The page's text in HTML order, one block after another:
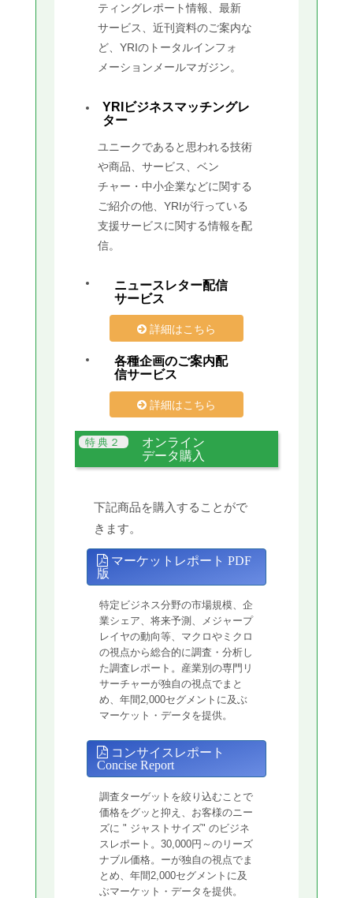
ティングレポート情報、最新
サービス、近刊資料のご案内な
ど、YRIのトータルインフォ
メーションメールマガジン。
YRIビジネスマッチングレ
ター
ユニークであると思われる技術
や商品、サービス、ベン
チャー・中小企業などに関する
ご紹介の他、YRIが行っている
支援サービスに関する情報を配
信。
ニュースレター配信
サービス
詳細はこちら
各種企画のご案内配
信サービス
詳細はこちら
オンライン
データ購入
下記商品を購入することがで
きます。
マーケットレポート PDF
版
特定ビジネス分野の市場規模、企
業シェア、将来予測、メジャープ
レイヤの動向等、マクロやミクロ
の視点から総合的に調査・分析し
た調査レポート。産業別の専門リ
サーチャーが独自の視点でまと
め、年間2,000セグメントに及ぶ
マーケット・データを提供。
コンサイスレポート
Concise Report
調査ターゲットを絞り込むことで
価格をグッと抑え、お客様のニー
ズに " ジャストサイズ" のビジネ
スレポート。30,000円～のリーズ
ナブル価格。ーが独自の視点でま
とめ、年間2,000セグメントに及
ぶマーケット・データを提供。